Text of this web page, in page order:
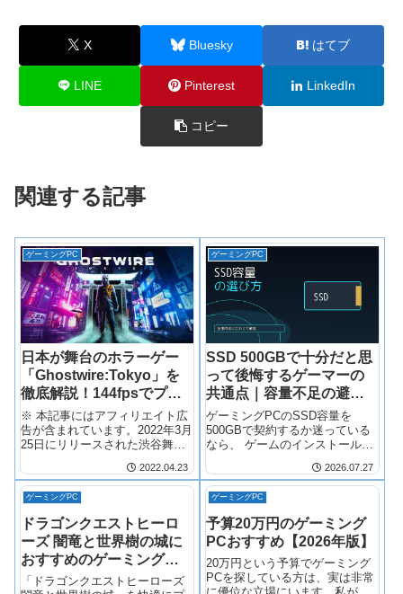
X Bluesky はてブ
LINE Pinterest LinkedIn
コピー
関連する記事
ゲーミングPC
日本が舞台のホラーゲー
「Ghostwire:Tokyo」を
徹底解説！144fpsでプレ
イできるゲーミングPCな
ど
※ 本記事にはアフィリエイト広
告が含まれています。2022年3月
25日にリリースされた渋谷舞台
2022.04.23
ゲーミングPC
SSD 500GBで十分だと思
って後悔するゲーマーの
共通点｜容量不足の避け
方
ゲーミングPCのSSD容量を
500GBで契約するか迷っている
なら、 ゲームのインストール本
動画録画の必要性を先に整理す
べき です。500GBは理論値であ
り、Windows 11のシステムやリ
カバリー領域に
2026.07.27
ゲーミングPC
ドラゴンクエストヒーロ
ーズ 闇竜と世界樹の城に
おすすめのゲーミング
PC【2026年版】
「ドラゴンクエストヒーローズ
ゲーミングPC
予算20万円のゲーミング
PCおすすめ【2026年版】
20万円という予算でゲーミング
PCを探している方は、実は非常